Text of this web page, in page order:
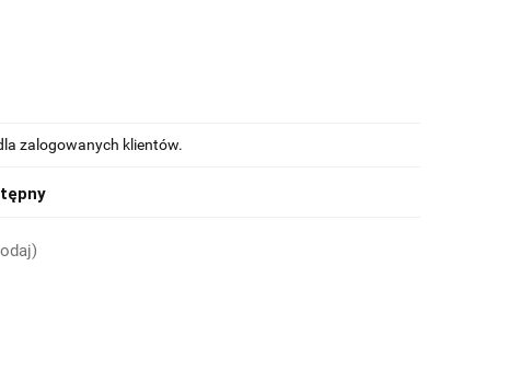
zalogowanych klientów.